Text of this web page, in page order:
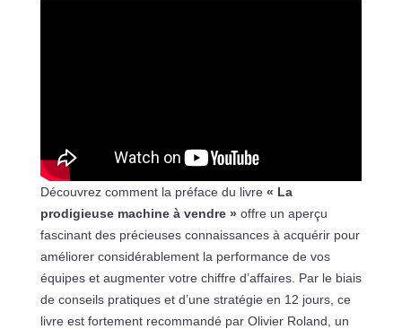
Découvrez comment la préface du livre « La
prodigieuse machine à vendre »offre un aperçu
fascinant des précieuses connaissances à acquérir pour
améliorer considérablement la performance de vos
équipes et augmenter votre chiffre d’affaires. Par le biais
de conseils pratiques et d’une stratégie en 12 jours, ce
livre est fortement recommandé par Olivier Roland, un